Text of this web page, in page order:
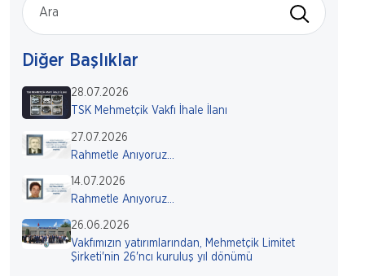
Diğer Başlıklar
28.07.2026
TSK Mehmetçik Vakfı İhale İlanı
27.07.2026
Rahmetle Anıyoruz...
14.07.2026
Rahmetle Anıyoruz...
26.06.2026
Vakfımızın yatırımlarından, Mehmetçik Limitet
Şirketi'nin 26'ncı kuruluş yıl dönümü